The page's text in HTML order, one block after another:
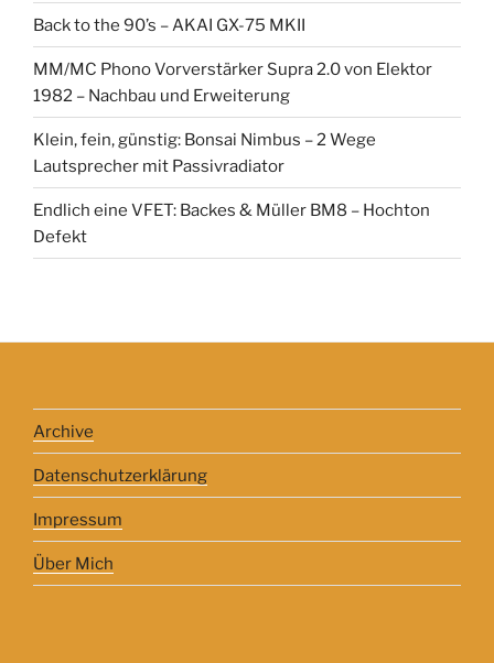
Back to the 90’s – AKAI GX-75 MKII
MM/MC Phono Vorverstärker Supra 2.0 von Elektor
1982 – Nachbau und Erweiterung
Klein, fein, günstig: Bonsai Nimbus – 2 Wege
Lautsprecher mit Passivradiator
Endlich eine VFET: Backes & Müller BM8 – Hochton
Defekt
Archive
Datenschutzerklärung
Impressum
Über Mich